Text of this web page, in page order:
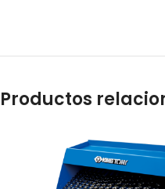
Productos